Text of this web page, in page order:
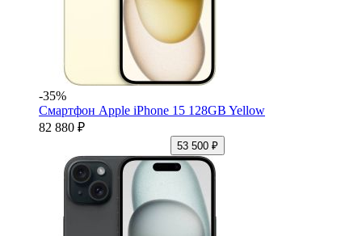
-35%
Смартфон Apple iPhone 15 128GB Yellow
82 880 ₽
53 500 ₽